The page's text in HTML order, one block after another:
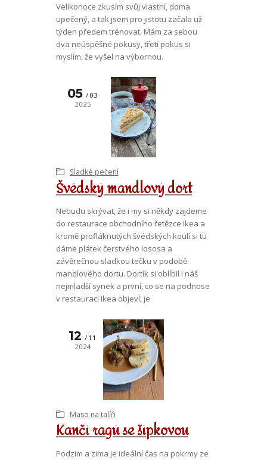
Velikonoce zkusím svůj vlastní, doma
upečený, a tak jsem pro jistotu začala už
týden předem trénovat. Mám za sebou
dva neúspěšné pokusy, třetí pokus si
myslím, že vyšel na výbornou.
Švédský mandlový dort
05
03
2025
Sladké pečení
Nebudu skrývat, že i my si někdy zajdeme
do restaurace obchodního řetězce Ikea a
kromě profláknutých švédských koulí si tu
dáme plátek čerstvého lososa a
závěrečnou sladkou tečku v podobě
mandlového dortu. Dortík si oblíbil i náš
nejmladší synek a první, co se na podnose
v restauraci Ikea objeví, je
Kančí ragú se šípkovou
12
11
2024
Maso na talíři
Podzim a zima je ideální čas na pokrmy ze